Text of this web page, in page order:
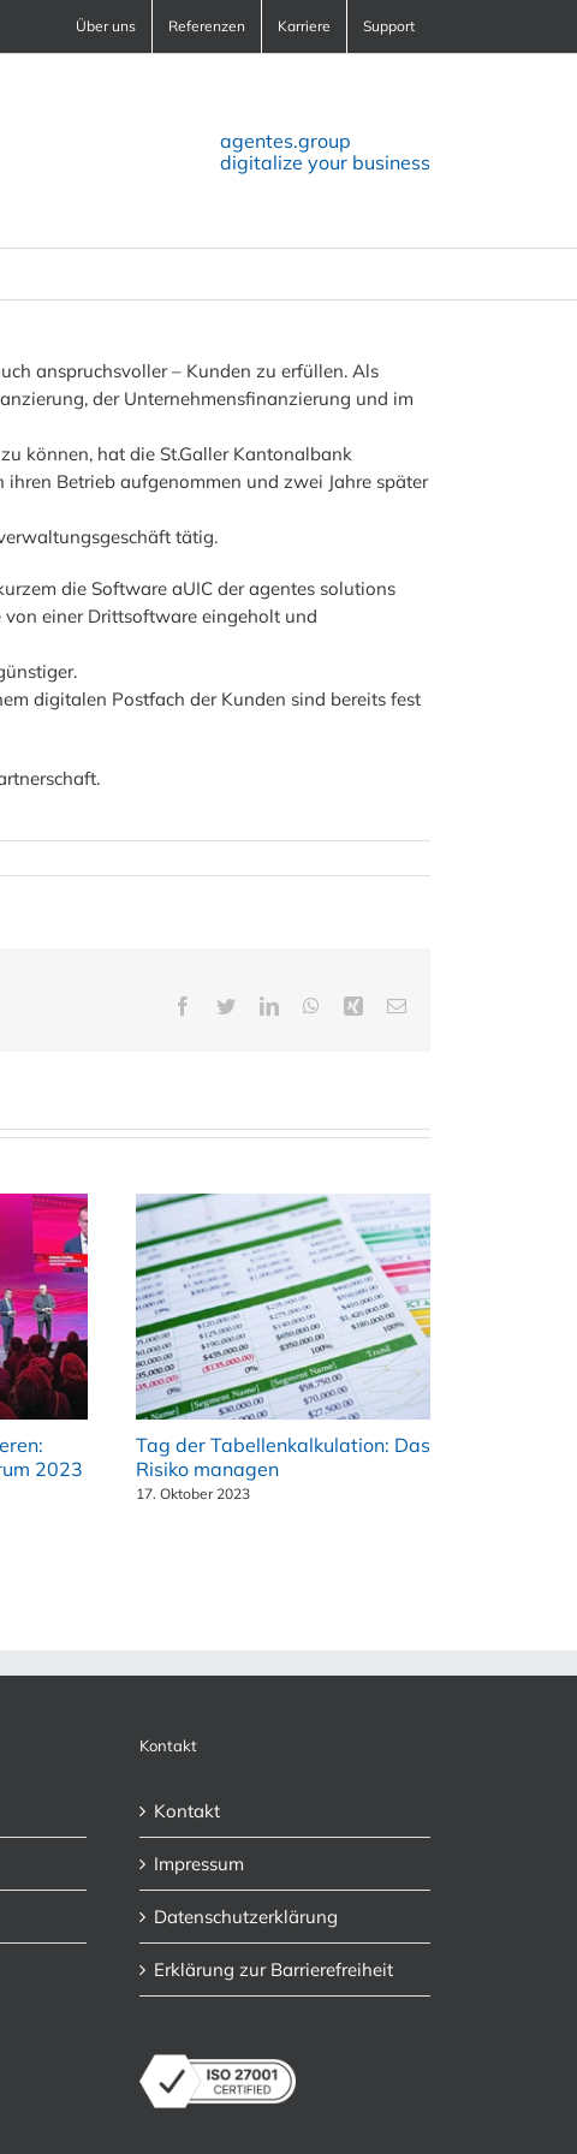
Über uns Referenzen Karriere Support
agentes.group
digitalize your business
anspruchsvoller – Kunden zu erfüllen. Als
der Unternehmensfinanzierung und im
können, hat die St.Galler Kantonalbank
Betrieb aufgenommen und zwei Jahre später
tätig.
die Software aUIC der agentes solutions
von einer Drittsoftware eingeholt und
digitalen Postfach der Kunden sind bereits fest
2023
Tag der Tabellenkalkulation: Das
Risiko managen
17. Oktober 2023
Kontakt
Kontakt
Impressum
Datenschutzerklärung
Erklärung zur Barrierefreiheit